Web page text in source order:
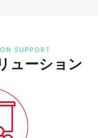
SUPPORT​
ューション